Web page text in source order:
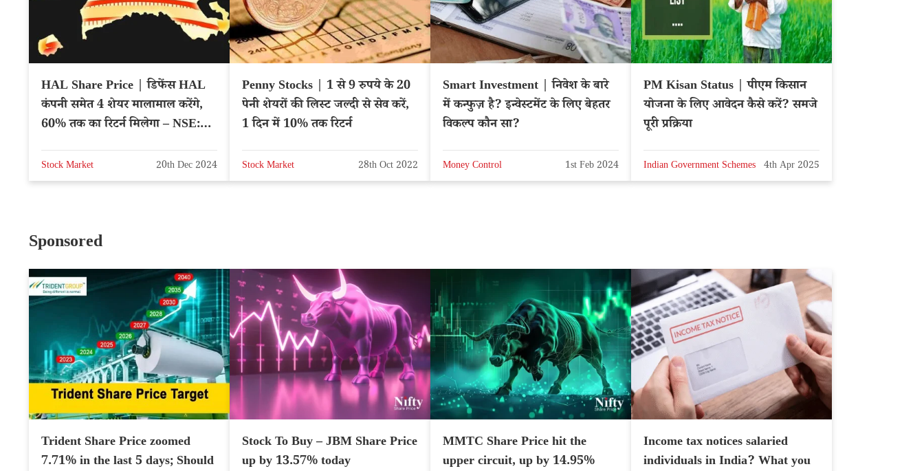
HAL Share Price | डिफेंस HAL
कंपनी समेत 4 शेयर मालामाल करेंगे,
60% तक का रिटर्न मिलेगा – NSE:
Stock Market 20th Dec 2024
Penny Stocks | 1 से 9 रुपये के 20
पेनी शेयरों की लिस्ट जल्दी से सेव करें,
1 दिन में 10% तक रिटर्न
Stock Market 28th Oct 2022
Smart Investment | निवेश के बारे
में कन्फुज़ है? इन्वेस्टमेंट के लिए बेहतर
विकल्प कौन सा?
Money Control 1st Feb 2024
PM Kisan Status | पीएम किसान
योजना के लिए आवेदन कैसे करें? समजे
पूरी प्रक्रिया
Indian Government Schemes 4th Apr 2025
Sponsored
Trident Share Price zoomed
7.71% in the last 5 days; Should
Stock To Buy – JBM Share Price
up by 13.57% today
MMTC Share Price hit the
upper circuit, up by 14.95%
Income tax notices salaried
individuals in India? What you